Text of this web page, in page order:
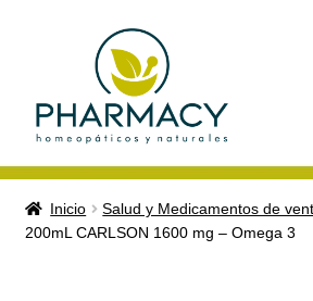
Inicio
Carrito de compras
Inicio Salud y Medicamentos de
200mL CARLSON 1600 mg – Omega 3